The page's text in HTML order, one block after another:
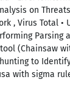
on
, Virus Total •
Parsing
(Chainsaw
to
with sigma